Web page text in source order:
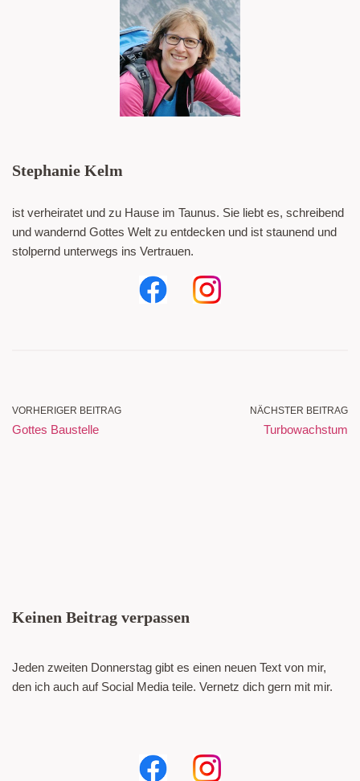
Stephanie Kelm
ist verheiratet und zu Hause im Taunus. Sie liebt es, schreibend
und wandernd Gottes Welt zu entdecken und ist staunend und
stolpernd unterwegs ins Vertrauen.
VORHERIGER BEITRAG
Gottes Baustelle
NÄCHSTER BEITRAG
Turbowachstum
Keinen Beitrag verpassen
Jeden zweiten Donnerstag gibt es einen neuen Text von mir,
den ich auch auf Social Media teile. Vernetz dich gern mit mir.